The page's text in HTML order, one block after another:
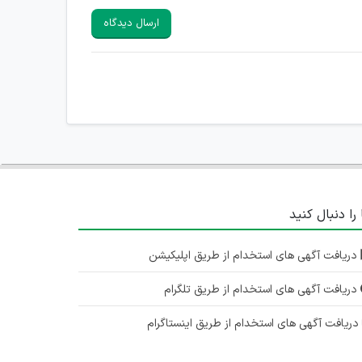
ارسال دیدگاه
را دنبال کنید
دریافت آگهی های استخدام از طریق اپلیکیشن
دریافت آگهی های استخدام از طریق تلگرام
دریافت آگهی های استخدام از طریق اینستاگرام